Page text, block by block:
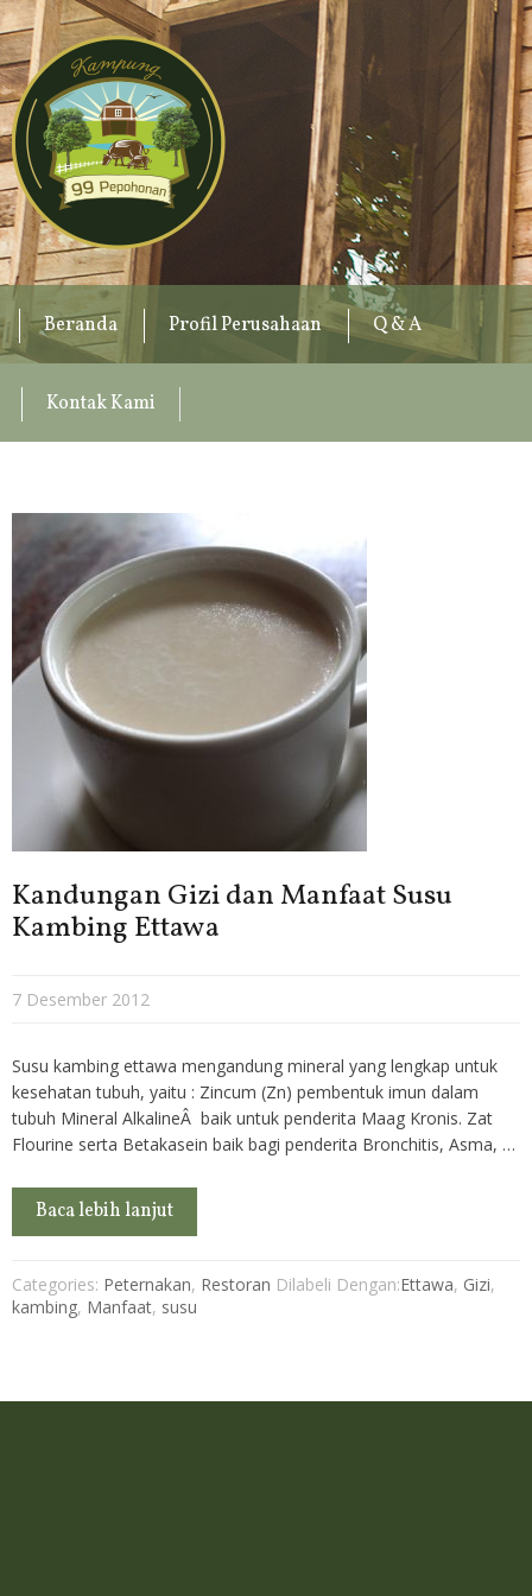
Beranda Profil Perusahaan Q & A
Kontak Kami
Kandungan Gizi dan Manfaat Susu
Kambing Ettawa
7 Desember 2012
Susu kambing ettawa mengandung mineral yang lengkap untuk
kesehatan tubuh, yaitu : Zincum (Zn) pembentuk imun dalam
tubuh Mineral AlkalineÂ baik untuk penderita Maag Kronis. Zat
Flourine serta Betakasein baik bagi penderita Bronchitis, Asma, …
Baca lebih lanjut
Categories: Peternakan, Restoran Dilabeli Dengan:Ettawa, Gizi,
kambing, Manfaat, susu